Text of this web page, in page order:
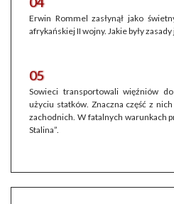
Erwin Rommel zasłynął jako
afrykańskiej II wojny. Jakie były
05
Sowieci transportowali więźniów
użyciu statków. Znaczna część z
zachodnich. W fatalnych warunkach
Stalina”.